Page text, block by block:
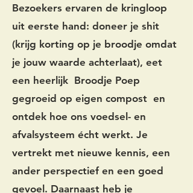
Bezoekers ervaren de kringloop
uit eerste hand: doneer je shit
(krijg korting op je broodje omdat
je jouw waarde achterlaat), eet
een heerlijk Broodje Poep
gegroeid op eigen compost en
ontdek hoe ons voedsel- en
afvalsysteem écht werkt. Je
vertrekt met nieuwe kennis, een
ander perspectief en een goed
gevoel. Daarnaast heb je